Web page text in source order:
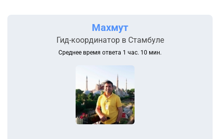
Махмут
Гид-координатор в Стамбуле
Среднее время ответа 1 час. 10 мин.